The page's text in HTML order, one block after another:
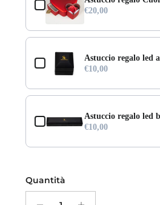
€20,00
Astuccio regalo led
€10,00
Astuccio regalo led
€10,00
Quantità